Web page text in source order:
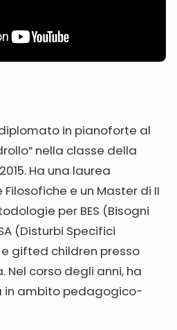
in pianoforte al
nella classe della
Ha una laurea
e un Master di II
per BES (Bisogni
(Disturbi Specifici
gifted children presso
Nel corso degli anni, ha
in ambito pedagogico-